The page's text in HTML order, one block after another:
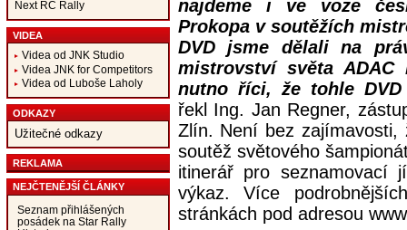
Next RC Rally
VIDEA
Videa od JNK Studio
Videa JNK for Competitors
Videa od Luboše Laholy
ODKAZY
Užitečné odkazy
REKLAMA
NEJČTENĚJŠÍ ČLÁNKY
Seznam přihlášených
posádek na Star Rally
najdeme i ve voze
Prokopa v soutěžích
DVD jsme dělali na
mistrovství světa ADAC
nutno říci, že tohle
řekl Ing. Jan Regner,
Zlín. Není bez
soutěž světového
itinerář pro seznamovací
výkaz. Více
stránkách pod adresou